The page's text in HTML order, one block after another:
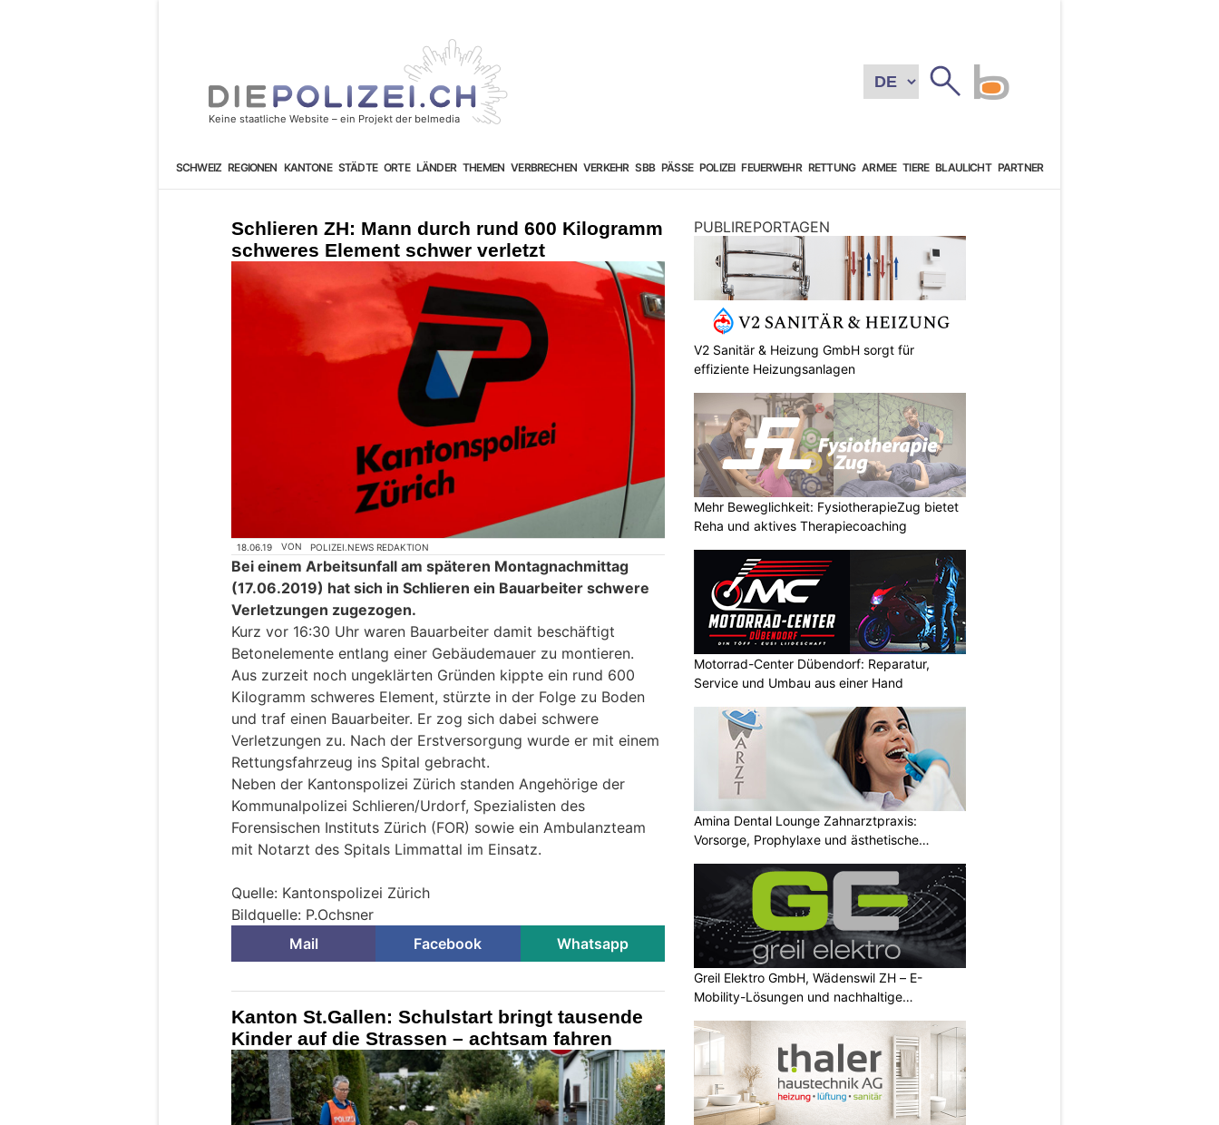
SCHWEIZ REGIONEN KANTONE STÄDTE ORTE LÄNDER THEMEN VERBRECHEN VERKEHR SBB PÄSSE POLIZEI FEUERWEHR RETTUNG ARMEE TIERE BLAULICHT PARTNER
Schlieren ZH: Mann durch rund 600 Kilogramm
schweres Element schwer verletzt
18.06.19 VON POLIZEI.NEWS REDAKTION
Bei einem Arbeitsunfall am späteren Montagnachmittag
(17.06.2019) hat sich in Schlieren ein Bauarbeiter schwere
Verletzungen zugezogen.
Kurz vor 16:30 Uhr waren Bauarbeiter damit beschäftigt
Betonelemente entlang einer Gebäudemauer zu montieren.
Aus zurzeit noch ungeklärten Gründen kippte ein rund 600
Kilogramm schweres Element, stürzte in der Folge zu Boden
und traf einen Bauarbeiter. Er zog sich dabei schwere
Verletzungen zu. Nach der Erstversorgung wurde er mit einem
Rettungsfahrzeug ins Spital gebracht.
Neben der Kantonspolizei Zürich standen Angehörige der
Kommunalpolizei Schlieren/Urdorf, Spezialisten des
Forensischen Instituts Zürich (FOR) sowie ein Ambulanzteam
mit Notarzt des Spitals Limmattal im Einsatz.
Quelle: Kantonspolizei Zürich
Bildquelle: P.Ochsner
Mail
Facebook Whatsapp
Kanton St.Gallen: Schulstart bringt tausende
Kinder auf die Strassen – achtsam fahren
PUBLIREPORTAGEN
V2 Sanitär & Heizung GmbH sorgt für
effiziente Heizungsanlagen
Mehr Beweglichkeit: FysiotherapieZug bietet
Reha und aktives Therapiecoaching
Motorrad-Center Dübendorf: Reparatur,
Service und Umbau aus einer Hand
Amina Dental Lounge Zahnarztpraxis:
Vorsorge, Prophylaxe und ästhetische
Greil Elektro GmbH, Wädenswil ZH – E-
Mobility-Lösungen und nachhaltige